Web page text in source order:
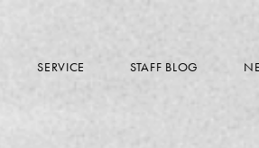
SERVICE STAFF BLOG